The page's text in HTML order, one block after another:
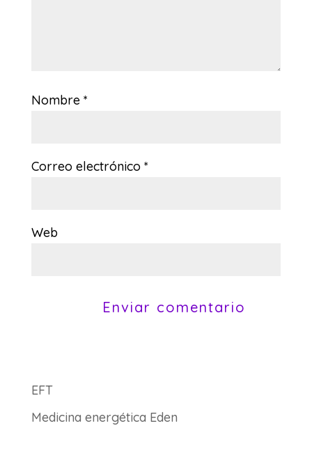
Nombre *
Correo electrónico *
Web
EFT
Medicina energética Eden